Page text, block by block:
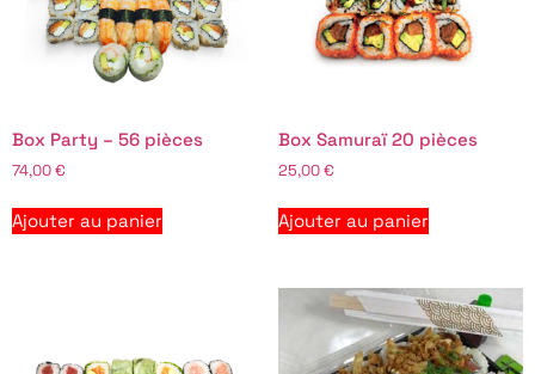
Box Party – 56 pièces
74,00€
Ajouter au panier
Box Samuraï 20 pièces
25,00€
Ajouter au panier